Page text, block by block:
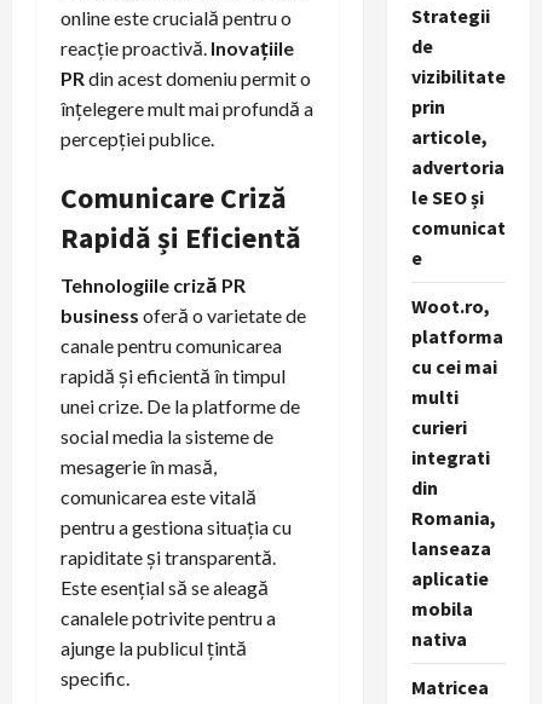
online este crucială pentru o
reacție proactivă. Inovațiile
PRdin acest domeniu permit o
înțelegere mult mai profundă a
percepției publice.
Comunicare Criză
Rapidă și Eficientă
Tehnologiile criză PR
business oferă o varietate de
canale pentru comunicarea
rapidă și eficientă în timpul
unei crize. De la platforme de
social media la sisteme de
mesagerie în masă,
comunicarea este vitală
pentru a gestiona situația cu
rapiditate și transparentă.
Este esențial să se aleagă
canalele potrivite pentru a
ajunge la publicul țintă
specific.
Strategii
de
vizibilitate
prin
articole,
advertoria
le SEO și
comunicat
e
Woot.ro,
platforma
cu cei mai
multi
curieri
integrati
din
Romania,
lanseaza
aplicatie
mobila
nativa
Matricea